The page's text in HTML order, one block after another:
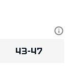
43-47